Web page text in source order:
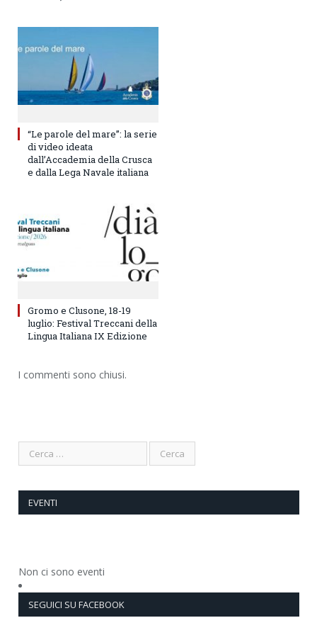
“Le parole del mare”: la serie
di video ideata
dall’Accademia della Crusca
e dalla Lega Navale italiana
Gromo e Clusone, 18-19
luglio: Festival Treccani della
Lingua Italiana IX Edizione
I commenti sono chiusi.
EVENTI
Non ci sono eventi
SEGUICI SU FACEBOOK